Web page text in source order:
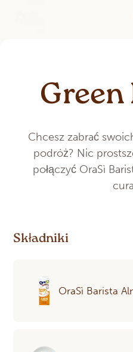
Chcesz zabrać
podróż? Nic
połączyć OraSì
Składniki
OraSì Barista